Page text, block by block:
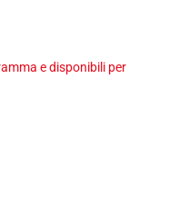
e disponibili per